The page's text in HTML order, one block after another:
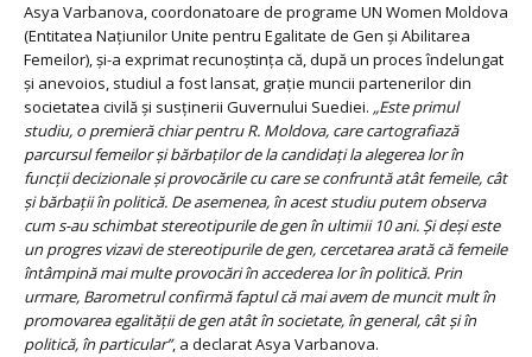
Asya Varbanova, coordonatoare de programe UN Women Moldova
(Entitatea Națiunilor Unite pentru Egalitate de Gen și Abilitarea
Femeilor), și-a exprimat recunoștința că, după un proces îndelungat
și anevoios, studiul a fost lansat, grație muncii partenerilor din
societatea civilă și susținerii Guvernului Suediei. „Este primul
studiu, o premieră chiar pentru R. Moldova, care cartografiază
parcursul femeilor și bărbaților de la candidați la alegerea lor în
funcții decizionale și provocările cu care se confruntă atât femeile, cât
și bărbații în politică. De asemenea, în acest studiu putem observa
cum s-au schimbat stereotipurile de gen în ultimii 10 ani. Și deși este
un progres vizavi de stereotipurile de gen, cercetarea arată că femeile
întâmpină mai multe provocări în accederea lor în politică. Prin
urmare, Barometrul confirmă faptul că mai avem de muncit mult în
promovarea egalității de gen atât în societate, în general, cât și în
politică, în particular”, a declarat Asya Varbanova.